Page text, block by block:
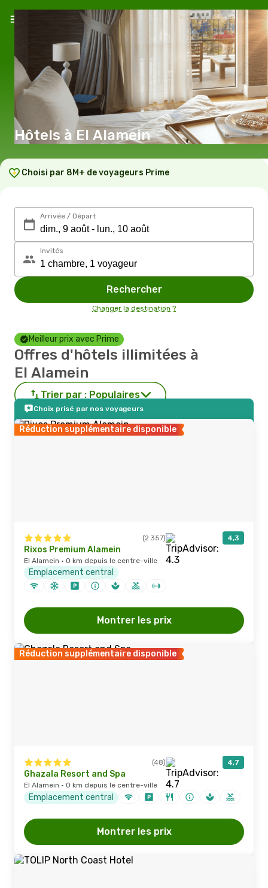
Hôtels à El Alamein
Choisi par 8M+ de voyageurs Prime
Arrivée / Départ
Invités
Rechercher
Changer la destination ?
Meilleur prix avec Prime
Offres d'hôtels illimitées à
El Alamein
Trier par : Populaires
Choix prisé par nos voyageurs
Réduction supplémentaire disponible
(2 357) 4,3
Rixos Premium Alamein
El Alamein · 0 km depuis le centre-ville
Emplacement central
Montrer les prix
Réduction supplémentaire disponible
(48) 4,7
Ghazala Resort and Spa
El Alamein · 0 km depuis le centre-ville
Emplacement central
Montrer les prix